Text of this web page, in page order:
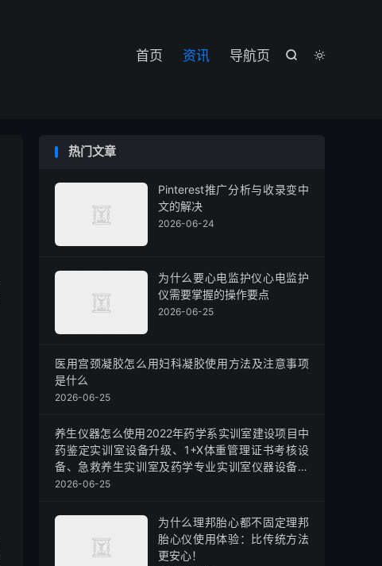


首页 资讯 导航页
热门文章
Pinterest推广分析与收录变中
文的解决
2026-06-24
为什么要心电监护仪心电监护
仪需要掌握的操作要点
2026-06-25
医用宫颈凝胶怎么用妇科凝胶使用方法及注意事项
是什么
2026-06-25
养生仪器怎么使用2022年药学系实训室建设项目中
药鉴定实训室设备升级、1+X体重管理证书考核设
备、急救养生实训室及药学专业实训室仪器设备改
造升级中标公告
2026-06-25
为什么理邦胎心都不固定理邦
胎心仪使用体验：比传统方法
更安心！